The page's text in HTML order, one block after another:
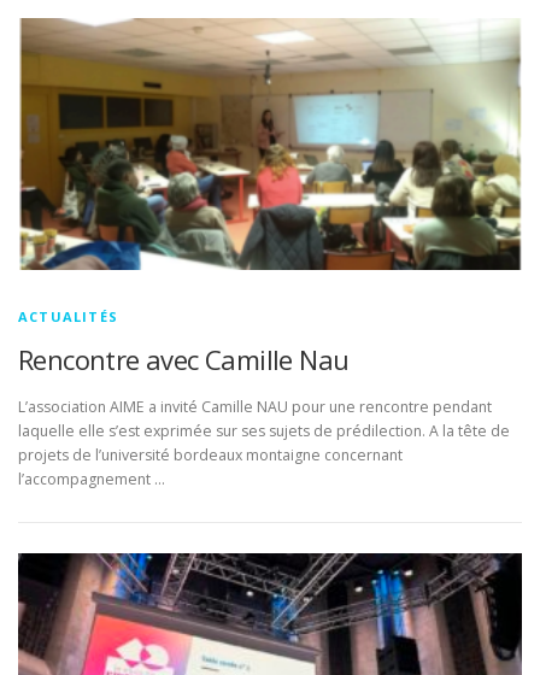
ACTUALITÉS
Rencontre avec Camille Nau
L’association AIME a invité Camille NAU pour une rencontre pendant
laquelle elle s’est exprimée sur ses sujets de prédilection. A la tête de
projets de l’université bordeaux montaigne concernant
l’accompagnement …